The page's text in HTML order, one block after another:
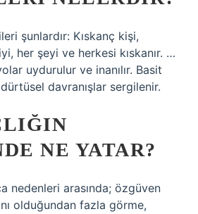
şunlardır: Kıskanç kişi,
her şeyi ve herkesi kıskanır. …
uydurulur ve inanılır. Basit
davranışlar sergilenir.
NE YATAR?
nedenleri arasında; özgüven
olduğundan fazla görme,